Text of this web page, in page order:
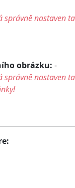
správně nastaven
obrázku: -
správně nastaven